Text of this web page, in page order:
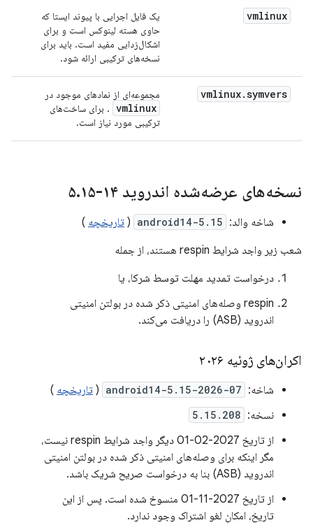
vmlinux
یک فایل اجرایی با پیوند ایستا که
حاوی هسته لینوکس است و برای
اشکال‌زدایی مفید است. باید برای
نسخه‌های ترکیبی ارائه شود.
vmlinux.symvers مجموعه‌ای از نمادهای موجود در
vmlinux . برای ساخت‌های
ترکیبی مورد نیاز است.
نسخه‌های عرضه‌شده اندروید ۱۴-۵ .۱۵
شاخه والد: android14-5.15
( تاریخچه )
شعب زیر واجد شرایط respin هستند، از جمله
درخواست تمدید مهلت توسط شرکا، یا
respin وصله‌های امنیتی ذکر شده در بولتن امنیتی
اندروید (ASB) را دریافت می‌کند.
اکران‌های ژوئیه ۲۰۲۶
شاخه: android14-5.15-2026-07
( تاریخچه )
نسخه: 5.15.208
از تاریخ 2027-02-01 دیگر واجد شرایط respin نیست،
مگر اینکه برای وصله‌های امنیتی ذکر شده در بولتن امنیتی
اندروید (ASB) بنا به درخواست صریح شریک باشد.
از تاریخ 2027-11-01 منسوخ شده است. پس از این
تاریخ، امکان لغو اشتراک وجود ندارد.